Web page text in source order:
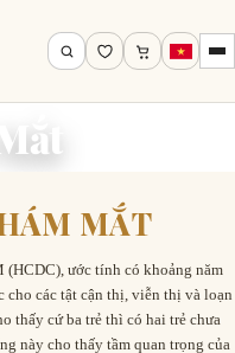
MẮT
(HCDC), ước tính có khoảng năm
cho các tật cận thị, viễn thị và loạn
thấy cứ ba trẻ thì có hai trẻ chưa
này cho thấy tầm quan trọng của